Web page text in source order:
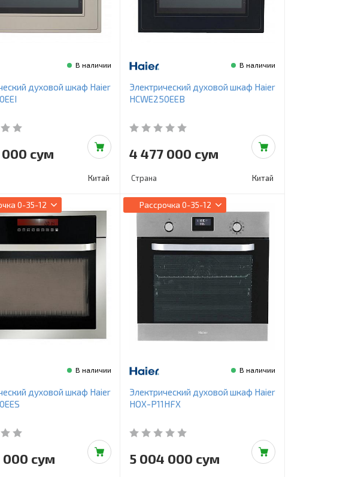
В наличии
духовой шкаф Haier
сум
Китай
В наличии
Электрический духовой шкаф Haier
HCWE250EEB
4 477 000 сум
Страна Китай
0-35-12
В наличии
духовой шкаф Haier
000 сум
Рассрочка 0-35-12
В наличии
Электрический духовой шкаф Haier
HOX-P11HFX
5 004 000 сум